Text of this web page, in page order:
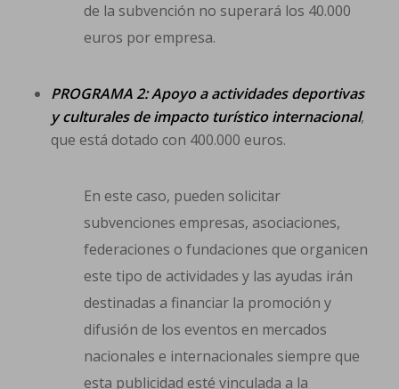
de la subvención no superará los 40.000
euros por empresa.
PROGRAMA 2: Apoyo a actividades deportivas
y culturales de impacto turístico internacional,
que está dotado con 400.000 euros.
En este caso, pueden solicitar
subvenciones empresas, asociaciones,
federaciones o fundaciones que organicen
este tipo de actividades y las ayudas irán
destinadas a financiar la promoción y
difusión de los eventos en mercados
nacionales e internacionales siempre que
esta publicidad esté vinculada a la